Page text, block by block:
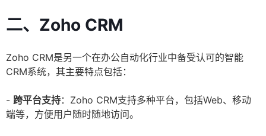
二、Zoho CRM
Zoho CRM是另一个在办公自动化行业中备受认可的智能
CRM系统，其主要特点包括：
- 跨平台支持：Zoho CRM支持多种平台，包括Web、移动
端等，方便用户随时随地访问。